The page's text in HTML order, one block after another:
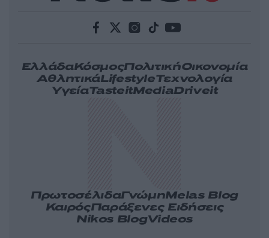
ΕλλάδαΚόσμοςΠολιτικήΟικονομία
ΑθλητικάLifestyleΤεχνολογία
ΥγείαTasteitMediaDriveit
ΠρωτοσέλιδαΓνώμηMelas Blog
ΚαιρόςΠαράξενες Ειδήσεις
Nikos BlogVideos